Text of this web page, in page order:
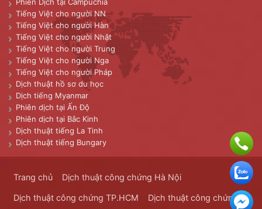
Phiên Dịch tại Campuchia
Tiếng Việt cho người NN
Tiếng Việt cho người Hàn
Tiếng Việt cho người Nhật
Tiếng Việt cho người Trung
Tiếng Việt cho người Nga
Tiếng Việt cho người Pháp
Dịch thuật hồ sơ du học
Dịch tiếng Myanmar
Phiên dịch tại Ấn Độ
Phiên dịch tại Bắc Kinh
Dịch thuật tiếng La Tinh
Dịch thuật tiếng Bungary
Trang chủ Dịch thuật công chứng Hà Nội
Dịch thuật công chứng TP.HCM Dịch thuật công chứng